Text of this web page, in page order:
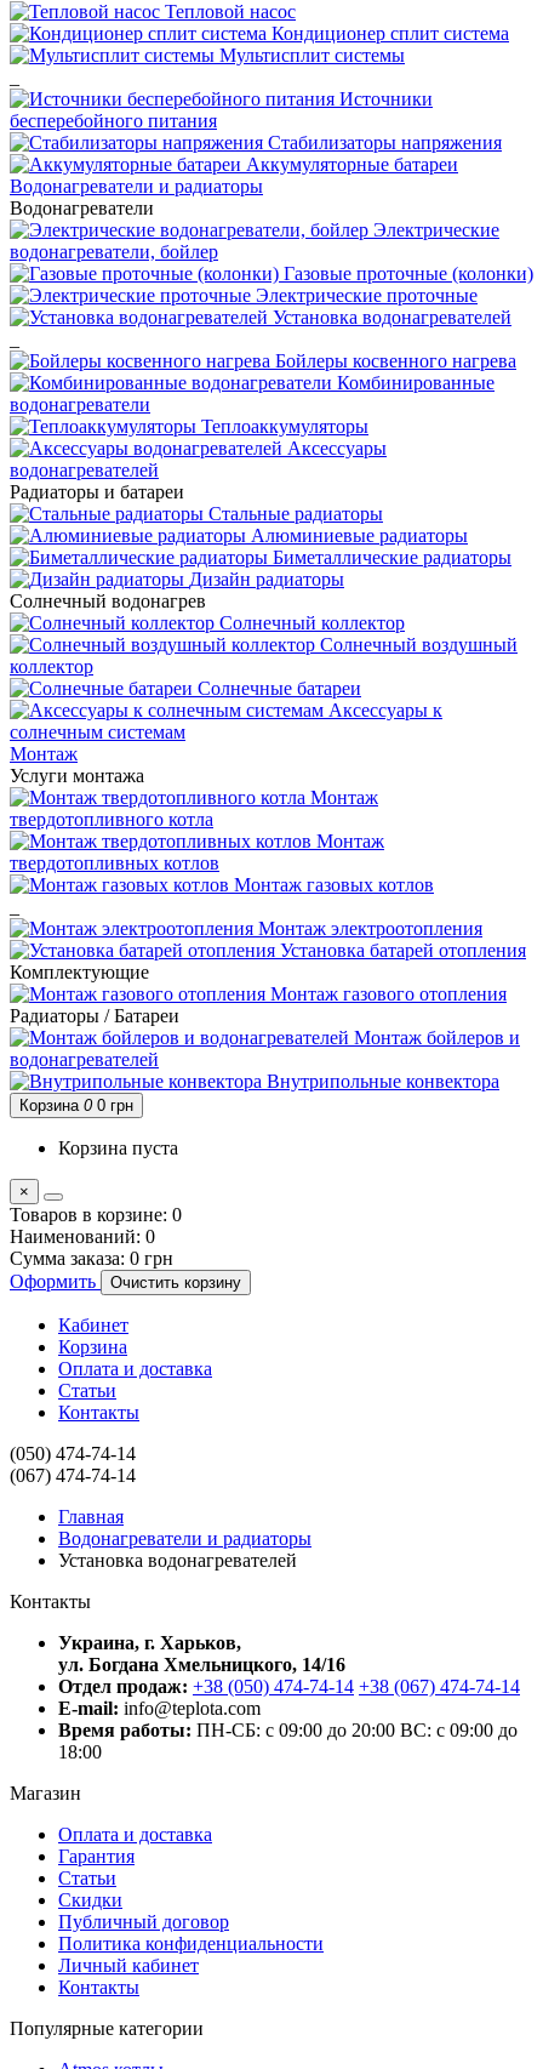
Тепловой насос
Кондиционер сплит система
Мультисплит системы
Источники
бесперебойного питания
Стабилизаторы напряжения
Аккумуляторные батареи
Водонагреватели и радиаторы
Водонагреватели
Электрические
водонагреватели, бойлер
Газовые проточные (колонки)
Электрические проточные
Установка водонагревателей
Бойлеры косвенного нагрева
Комбинированные
водонагреватели
Теплоаккумуляторы
Аксессуары
водонагревателей
Радиаторы и батареи
Стальные радиаторы
Алюминиевые радиаторы
Биметаллические радиаторы
Дизайн радиаторы
Солнечный водонагрев
Солнечный коллектор
Солнечный воздушный
коллектор
Солнечные батареи
Аксессуары к
солнечным системам
Монтаж
Услуги монтажа
Монтаж
твердотопливного котла
Монтаж
твердотопливных котлов
Монтаж газовых котлов
Монтаж электроотопления
Установка батарей отопления
Комплектующие
Монтаж газового отопления
Радиаторы / Батареи
Монтаж бойлеров и
водонагревателей
Внутрипольные конвектора
Корзина 0 0 грн
Корзина пуста
×
Товаров в корзине: 0
Наименований: 0
Сумма заказа: 0 грн
Оформить
Очистить корзину
Кабинет
Корзина
Оплата и доставка
Статьи
Контакты
(050) 474-74-14
(067) 474-74-14
Главная
Водонагреватели и радиаторы
Установка водонагревателей
Контакты
Украина, г. Харьков,
ул. Богдана Хмельницкого, 14/16
Отдел продаж: +38 (050) 474-74-14 +38 (067) 474-74-14
E-mail: info@teplota.com
Время работы: ПН-СБ: с 09:00 до 20:00 ВС: с 09:00 до
18:00
Магазин
Оплата и доставка
Гарантия
Статьи
Скидки
Публичный договор
Политика конфиденциальности
Личный кабинет
Контакты
Популярные категории